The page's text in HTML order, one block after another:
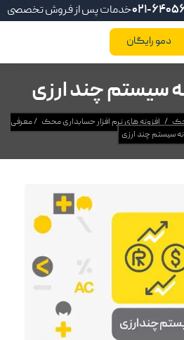
خدمات پس از فروش تخصصی021-
دمو رایگان
سیستم چند ارزی
/ افزونه های نرم افزار حسابداری محک /معرفی
سیستم چند ارزی